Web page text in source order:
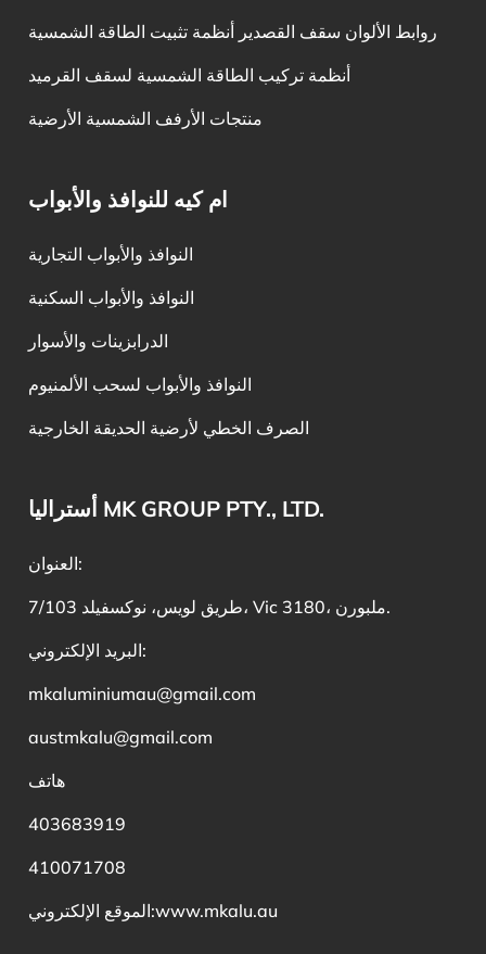
روابط الألوان سقف القصدير أنظمة تثبيت الطاقة الشمسية
أنظمة تركيب الطاقة الشمسية لسقف القرميد
منتجات الأرفف الشمسية الأرضية
ام كيه للنوافذ والأبواب
النوافذ والأبواب التجارية
النوافذ والأبواب السكنية
الدرابزينات والأسوار
النوافذ والأبواب لسحب الألمنيوم
الصرف الخطي لأرضية الحديقة الخارجية
أستراليا MK GROUP PTY., LTD.
العنوان:
7/103 طريق لويس، نوكسفيلد، Vic 3180، ملبورن.
البريد الإلكتروني:
mkaluminiumau@gmail.com
austmkalu@gmail.com
هاتف
403683919
410071708
الموقع الإلكتروني:www.mkalu.au